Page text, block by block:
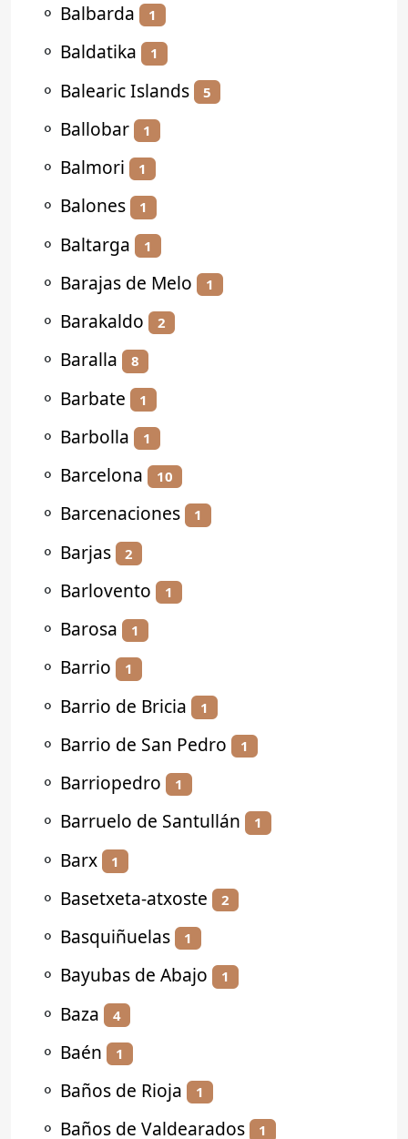
⚬ Balbarda 1
⚬ Baldatika 1
⚬ Balearic Islands 5
⚬ Ballobar 1
⚬ Balmori 1
⚬ Balones 1
⚬ Baltarga 1
⚬ Barajas de Melo 1
⚬ Barakaldo 2
⚬ Baralla 8
⚬ Barbate 1
⚬ Barbolla 1
⚬ Barcelona 10
⚬ Barcenaciones 1
⚬ Barjas 2
⚬ Barlovento 1
⚬ Barosa 1
⚬ Barrio 1
⚬ Barrio de Bricia 1
⚬ Barrio de San Pedro 1
⚬ Barriopedro 1
⚬ Barruelo de Santullán 1
⚬ Barx 1
⚬ Basetxeta-atxoste 2
⚬ Basquiñuelas 1
⚬ Bayubas de Abajo 1
⚬ Baza 4
⚬ Baén 1
⚬ Baños de Rioja 1
⚬ Baños de Valdearados 1